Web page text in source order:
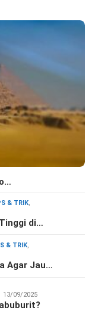
& TRIK,
di…
& TRIK,
Agar Jau…
13/09/2025